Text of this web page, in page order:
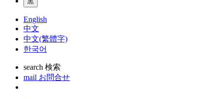
English
中文
中文(繁體字)
한국어
search 検索
mail お問合せ